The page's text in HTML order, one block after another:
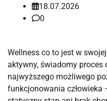
18.07.2026
0
Wellness co to jest w
aktywny, świadomy proces
najwyższego możliwego
funkcjonowania człowieka